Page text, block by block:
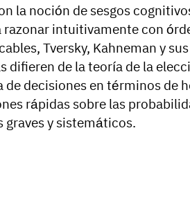
la noción de sesgos
intuitivamente con
Tversky, Kahneman y
difieren de la teoría de la
decisiones en términos de
rápidas sobre las
y sistemáticos.